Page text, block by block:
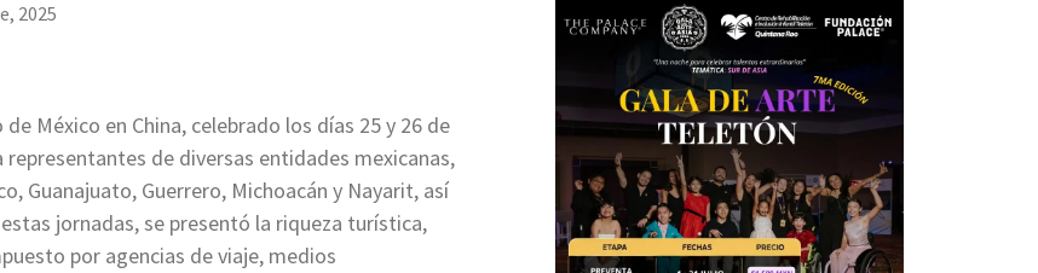
2025
México en China, celebrado los días 25 y 26 de
de diversas entidades mexicanas,
Guanajuato, Guerrero, Michoacán y Nayarit, así
jornadas, se presentó la riqueza turística,
por agencias de viaje, medios